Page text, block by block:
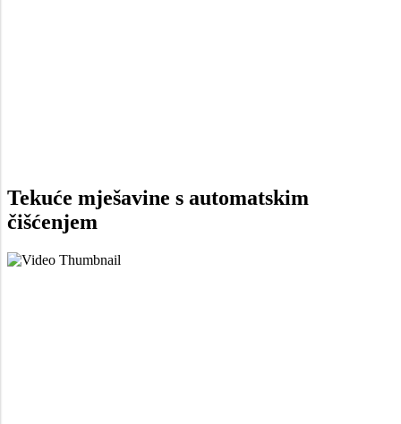
Tekuće mješavine s automatskim
čišćenjem